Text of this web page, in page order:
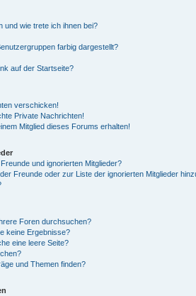
und wie trete ich ihnen bei?
farbig dargestellt?
auf der Startseite?
verschicken!
Private Nachrichten!
Mitglied dieses Forums erhalten!
und ignorierten Mitglieder?
Freunde oder zur Liste der ignorierten Mitglieder
Foren durchsuchen?
keine Ergebnisse?
eine leere Seite?
und Themen finden?